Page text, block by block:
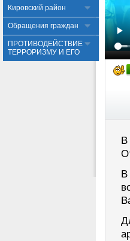
Кировский район
Обращения граждан
ПРОТИВОДЕЙСТВИЕ
ТЕРРОРИЗМУ И ЕГО
В
В